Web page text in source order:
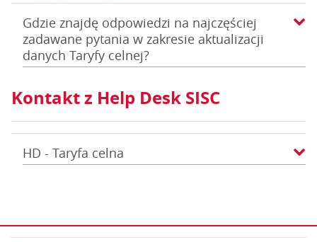
Gdzie znajdę odpowiedzi na najczęściej
zadawane pytania w zakresie aktualizacji
danych Taryfy celnej?
Kontakt z Help Desk SISC
HD - Taryfa celna